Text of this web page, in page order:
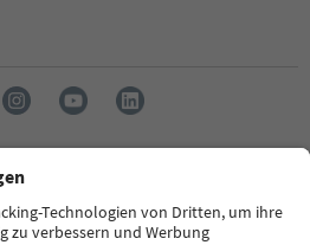
Sprache: Deutsch